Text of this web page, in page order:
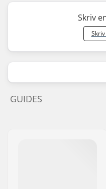
Skriv
GUIDES